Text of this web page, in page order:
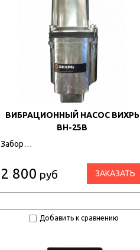
ВИБРАЦИОННЫЙ НАСОС ВИХРЬ
ВН-25В
Забор…
2 800 руб ЗАКАЗАТЬ
Добавить к сравнению